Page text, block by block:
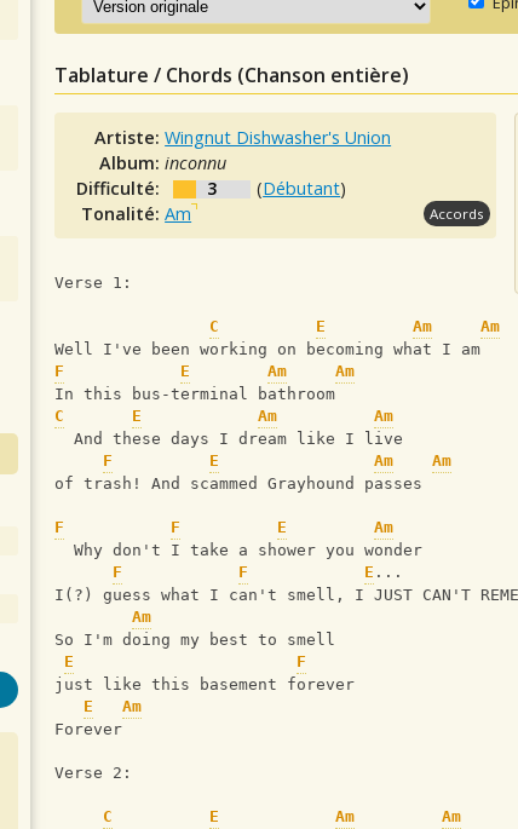
Tablature / Chords (Chanson entière)
Artiste:Wingnut Dishwasher's Union
Album:inconnu
Difficulté:
3 (Débutant)
Tonalité:Am Accords
Verse 1:
C E Am
Am
Well I've been working on becoming what I am
F
E Am
Am
In this bus-terminal bathroom
C
E Am
Am
  And these days I dream like I live
F
E Am
Am
of trash! And scammed Grayhound passes
F F E
Am
  Why don't I take a shower you wonder
F
F E ...
I(?) guess what I can't smell, I JUST CAN'T
Am
So I'm doing my best to smell
E
F
just like this basement forever
E
Am
Forever
Verse 2:
C E Am
Am